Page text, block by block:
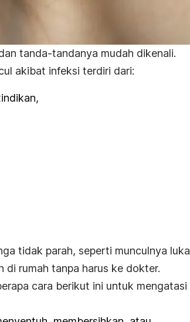
tanda-tandanya mudah dikenali.
akibat infeksi terdiri dari:
tidak parah, seperti munculnya luka
di rumah tanpa harus ke dokter.
cara berikut ini untuk mengatasi